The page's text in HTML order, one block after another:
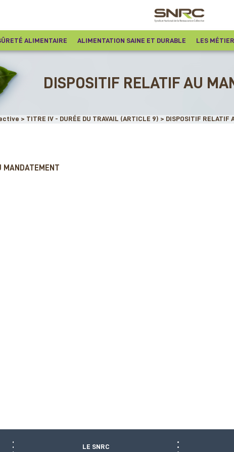
ALIMENTAIRE ALIMENTATION SAINE ET DURABLE LES
Rubrique
DISPOSITIF RELATIF AU
> TITRE IV - DURÉE DU TRAVAIL (ARTICLE 9) > DISPOSITIF RELATIF
MANDATEMENT
LE SNRC